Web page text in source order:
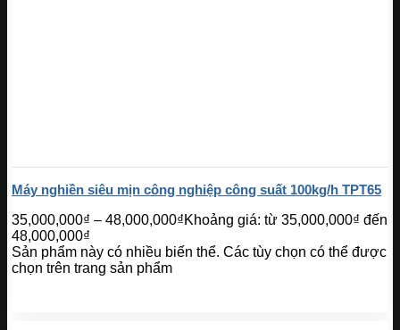
Máy nghiền siêu mịn công nghiệp công suất 100kg/h TPT65
35,000,000₫ – 48,000,000₫Khoảng giá: từ 35,000,000₫ đến
48,000,000₫
Sản phẩm này có nhiều biến thể. Các tùy chọn có thể được
chọn trên trang sản phẩm